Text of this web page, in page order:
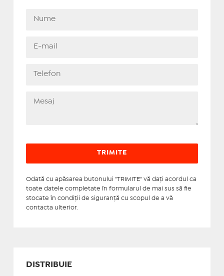
Odată cu apăsarea butonului "TRIMITE" vă daţi acordul ca
toate datele completate în formularul de mai sus să fie
stocate în condiţii de siguranţă cu scopul de a vă
contacta ulterior.
DISTRIBUIE